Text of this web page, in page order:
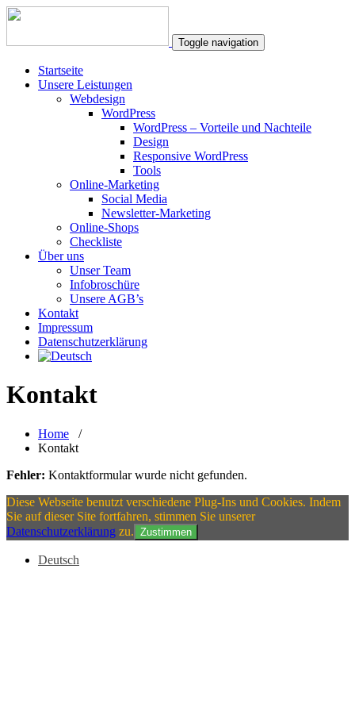
Toggle navigation
Startseite
Unsere Leistungen
Webdesign
WordPress
WordPress – Vorteile und Nachteile
Design
Responsive WordPress
Tools
Online-Marketing
Social Media
Newsletter-Marketing
Online-Shops
Checkliste
Über uns
Unser Team
Infobroschüre
Unsere AGB’s
Kontakt
Impressum
Datenschutzerklärung
Kontakt
Home /
Kontakt
Fehler: Kontaktformular wurde nicht gefunden.
Diese Webseite benutzt verschiedene Plug-Ins und Cookies. Indem
Sie auf dieser Site fortfahren, stimmen Sie unserer
Datenschutzerklärung zu. Zustimmen
Deutsch